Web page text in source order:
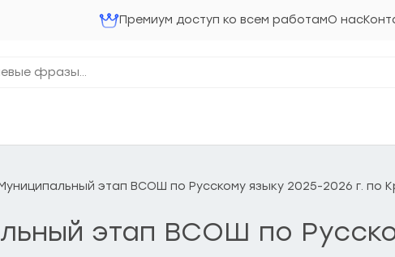
Премиум доступ ко всем работамО нас
Муниципальный этап ВСОШ по Русскому языку 2025-2026 г.
этап ВСОШ по